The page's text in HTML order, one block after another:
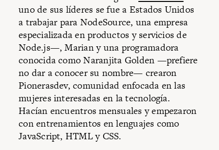
uno de sus líderes se fue a Estados Unidos
a trabajar para NodeSource, una empresa
especializada en productos y servicios de
Node.js—, Marian y una programadora
conocida como Naranjita Golden —prefiere
no dar a conocer su nombre— crearon
Pionerasdev, comunidad enfocada en las
mujeres interesadas en la tecnología.
Hacían encuentros mensuales y empezaron
con entrenamientos en lenguajes como
JavaScript, HTML y CSS.